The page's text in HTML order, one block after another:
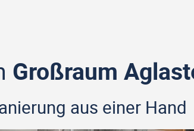
Großraum
aus einer Hand